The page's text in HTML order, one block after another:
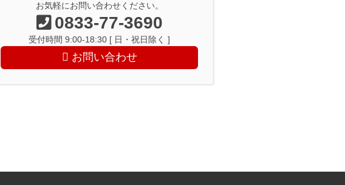
お気軽にお問い合わせください。
0833-77-3690
受付時間 9:00-18:30 [ 日・祝日除く ]
お問い合わせ